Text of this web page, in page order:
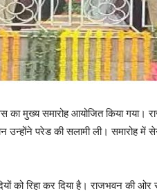
का मुख्य समारोह आयोजित किया गया।
उन्होंने परेड की सलामी ली। समारोह में
को रिहा कर दिया है। राजभवन की